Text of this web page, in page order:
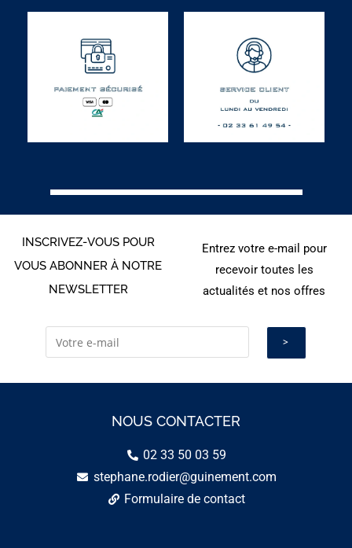
INSCRIVEZ-VOUS POUR
VOUS ABONNER À NOTRE
NEWSLETTER
Entrez votre e-mail pour
recevoir toutes les
actualités et nos offres
NOUS CONTACTER
02 33 50 03 59
stephane.rodier@guinement.com
Formulaire de contact